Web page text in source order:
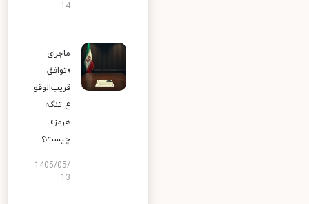
14
ماجرای
«توافق
قریب‌الوقو
ع تنگه
هرمز»
چیست؟
1405/05/
13